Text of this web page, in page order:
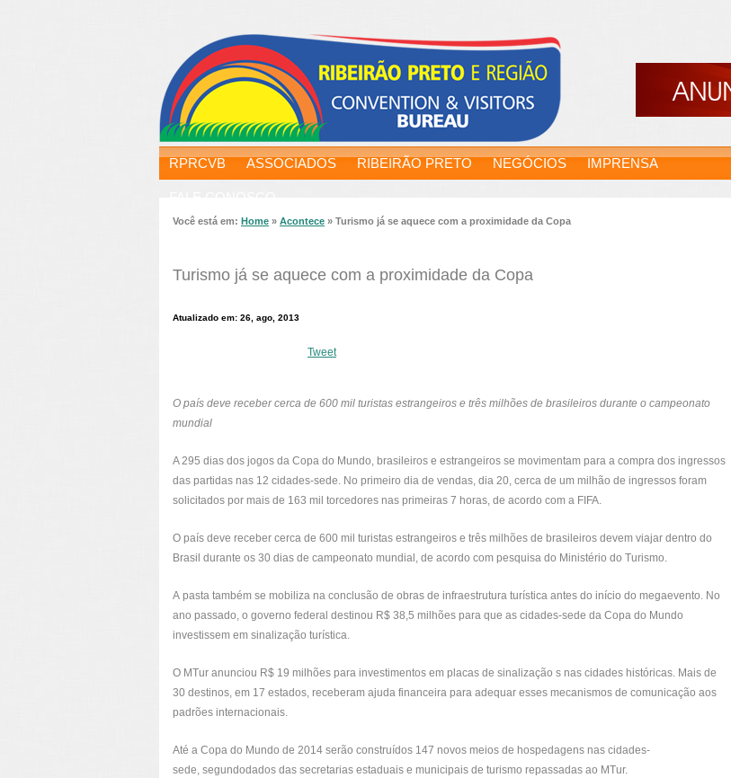
RPRCVB ASSOCIADOS RIBEIRÃO PRETO NEGÓCIOS IMPRENSA
Você está em: Home » Acontece » Turismo já se aquece com a proximidade da Copa
Turismo já se aquece com a proximidade da Copa
Atualizado em: 26, ago, 2013
Tweet
O país deve receber cerca de 600 mil turistas estrangeiros e três milhões de brasileiros durante o campeonato
mundial
A 295 dias dos jogos da Copa do Mundo, brasileiros e estrangeiros se movimentam para a compra dos ingressos
das partidas nas 12 cidades-sede. No primeiro dia de vendas, dia 20, cerca de um milhão de ingressos foram
solicitados por mais de 163 mil torcedores nas primeiras 7 horas, de acordo com a FIFA.
O país deve receber cerca de 600 mil turistas estrangeiros e três milhões de brasileiros devem viajar dentro do
Brasil durante os 30 dias de campeonato mundial, de acordo com pesquisa do Ministério do Turismo.
A pasta também se mobiliza na conclusão de obras de infraestrutura turística antes do início do megaevento. No
ano passado, o governo federal destinou R$ 38,5 milhões para que as cidades-sede da Copa do Mundo
investissem em sinalização turística.
O MTur anunciou R$ 19 milhões para investimentos em placas de sinalização s nas cidades históricas. Mais de
30 destinos, em 17 estados, receberam ajuda financeira para adequar esses mecanismos de comunicação aos
padrões internacionais.
Até a Copa do Mundo de 2014 serão construídos 147 novos meios de hospedagens nas cidades-
sede, segundodados das secretarias estaduais e municipais de turismo repassadas ao MTur.